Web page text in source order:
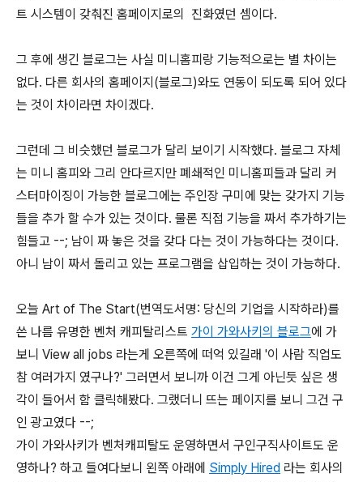
트 시스템이 갖춰진 홈페이지로의 진화였던 셈이다.
그 후에 생긴 블로그는 사실 미니홈피랑 기능적으로는 별 차이는
없다. 다른 회사의 홈페이지(블로그)와도 연동이 되도록 되어 있다
는 것이 차이라면 차이겠다.
그런데 그 비슷했던 블로그가 달리 보이기 시작했다. 블로그 자체
는 미니 홈피와 그리 안다르지만 폐쇄적인 미니홈피들과 달리 커
스터마이징이 가능한 블로그에는 주인장 구미에 맞는 갖가지 기능
들을 추가 할 수가 있는 것이다. 물론 직접 기능을 짜서 추가하기는
힘들고 --; 남이 짜 놓은 것을 갖다 다는 것이 가능하다는 것이다.
아니 남이 짜서 돌리고 있는 프로그램을 삽입하는 것이 가능하다.
오늘 Art of The Start(번역도서명: 당신의 기업을 시작하라)를
쓴 나름 유명한 벤처 캐피탈리스트 가이 가와사키의 블로그에 가
보니 View all jobs 라는게 오른쪽에 떠억 있길래 '이 사람 직업도
참 여러가지 였구나?' 그러면서 보니까 이건 그게 아닌듯 싶은 생
각이 들어서 함 클릭해봤다. 그랬더니 뜨는 페이지를 보니 그건 구
인 광고였다 --;
가이 가와사키가 벤처캐피탈도 운영하면서 구인구직사이트도 운
영하나? 하고 들여다보니 왼쪽 아래에 Simply Hired 라는 회사의